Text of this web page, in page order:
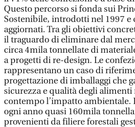
Questo percorso si fonda sui
Sostenibile, introdotti nel 1997 e
aggiornati. Tra gli obiettivi
il traguardo di eliminare dal
circa 4mila tonnellate di
a progetti di re-design. Le
rappresentano un caso di
progettazione di imballaggi che
sicurezza e qualità degli
contempo l’impatto ambientale.
ogni anno quasi 160mila
provenienti da filiere forestali